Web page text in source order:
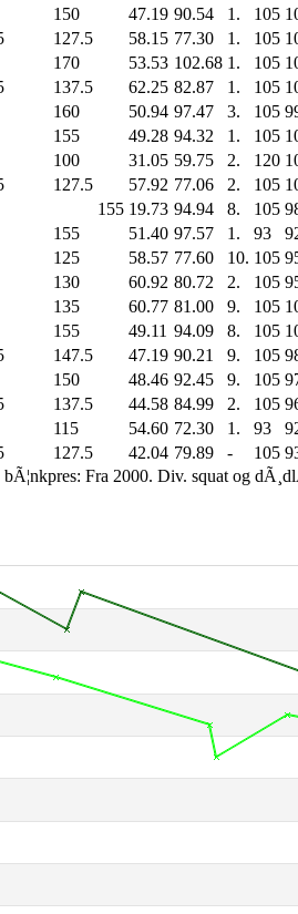
150 47.19 90.54 1. 105
127.5 58.15 77.30 1. 105
170 53.53 102.68 1. 105
137.5 62.25 82.87 1. 105
160 50.94 97.47 3. 105
155 49.28 94.32 1. 105
100 31.05 59.75 2. 120
127.5 57.92 77.06 2. 105
155 19.73 94.94 8. 105
155 51.40 97.57 1. 93
125 58.57 77.60 10. 105
130 60.92 80.72 2. 105
135 60.77 81.00 9. 105
155 49.11 94.09 8. 105
147.5 47.19 90.21 9. 105
150 48.46 92.45 9. 105
137.5 44.58 84.99 2. 105
115 54.60 72.30 1. 93
127.5 42.04 79.89 - 105
Fra 2000. Div. squat og